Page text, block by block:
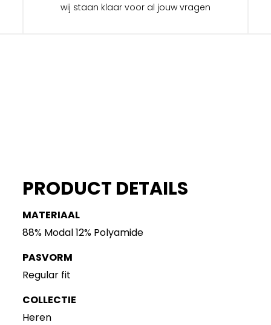
wij staan klaar voor al jouw vragen
PRODUCT DETAILS
MATERIAAL
88% Modal 12% Polyamide
PASVORM
Regular fit
COLLECTIE
Heren